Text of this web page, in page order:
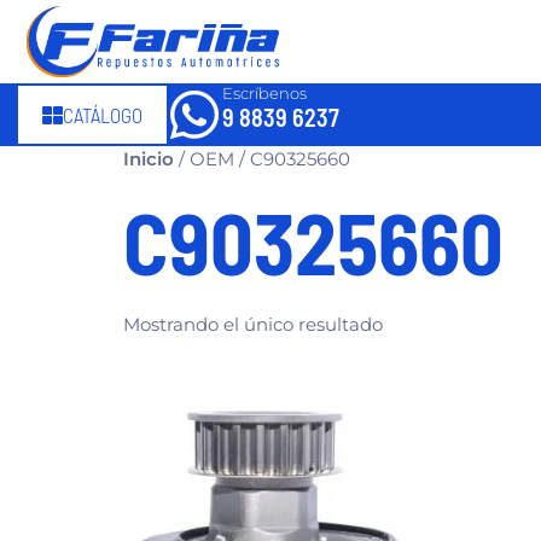
CATÁLOGO
Escríbenos
9 8839 6237
Inicio / OEM / C90325660
C90325660
Mostrando el único resultado